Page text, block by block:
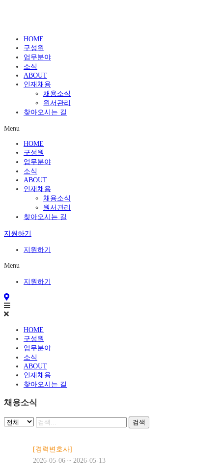
HOME
구성원
업무분야
소식
ABOUT
인재채용
채용소식
원서관리
찾아오시는 길
Menu
HOME
구성원
업무분야
소식
ABOUT
인재채용
채용소식
원서관리
찾아오시는 길
지원하기
지원하기
Menu
지원하기
HOME
구성원
업무분야
소식
ABOUT
인재채용
찾아오시는 길
채용소식
검색
[경력변호사]
2026-05-06 ~ 2026-05-13